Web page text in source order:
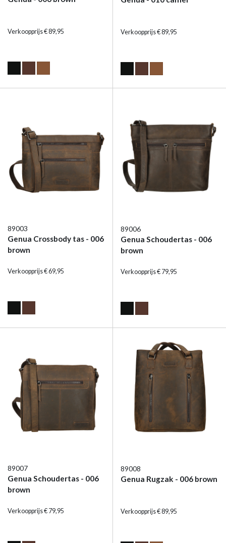
Verkoopprijs € 89,95 Verkoopprijs € 89,95
89003
Genua Crossbody tas - 006
brown
Verkoopprijs € 69,95
89006
Genua Schoudertas - 006
brown
Verkoopprijs € 79,95
89007
Genua Schoudertas - 006
brown
Verkoopprijs € 79,95
89008
Genua Rugzak - 006 brown
Verkoopprijs € 89,95